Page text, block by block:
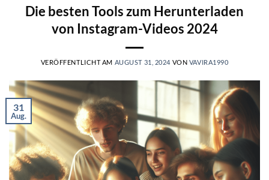
Die besten Tools zum Herunterladen
von Instagram-Videos 2024
VERÖFFENTLICHT AM AUGUST 31, 2024 VON VAVIRA1990
31
Aug.